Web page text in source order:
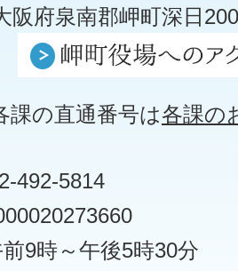
阪府泉南郡岬町深日
課の直通番号は各課の
492-5814
9時～午後5時30分